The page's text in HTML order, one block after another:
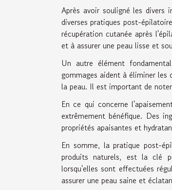
Après avoir souligné les
diverses pratiques post-
récupération cutanée après
et à assurer une peau lisse et
Un autre élément
gommages aident à éliminer
la peau. Il est important de
En ce qui concerne
extrêmement bénéfique. Des
propriétés apaisantes et
En somme, la pratique post-
produits naturels, est la clé
lorsqu'elles sont effectuées
assurer une peau saine et